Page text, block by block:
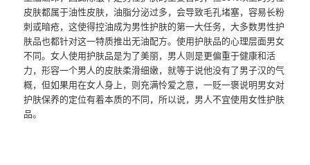
皮肤都属于油性皮肤，油脂分泌过多，会导致毛孔堵塞，容易长粉
刺或暗疮，这使得控油成为男性护肤的第一大任务，大多数男性护
肤品也都针对这一特质推出无油配方。使用护肤品的心理层面男女
不同。女人使用护肤品是为了美丽，男人则是更偏重于健康和活
力，形容一个男人的皮肤柔滑细嫩，就等于说他没有了男子汉的气
概，但如果用在女人身上，则充满怜爱之意，一贬一褒说明男女对
护肤保养的定位有着本质的不同，所以说，男人不宜使用女性护肤
品。